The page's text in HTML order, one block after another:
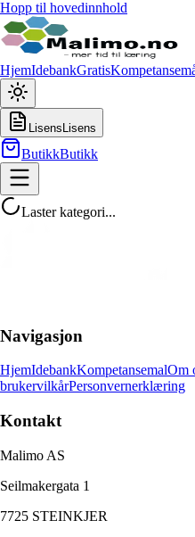
Hopp til hovedinnhold
HjemIdebankGratis
Lisens Lisens
ButikkButikk
Laster kategori...
Navigasjon
HjemIdebankKompetansemalOm
brukervilkårPersonvernerklæring
Kontakt
Malimo AS
Seilmakergata 1
7725 STEINKJER